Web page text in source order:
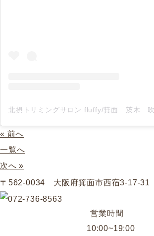
« 前へ
一覧へ
次へ »
〒562-0034 大阪府箕面市西宿3-17-31
営業時間
10:00~19:00